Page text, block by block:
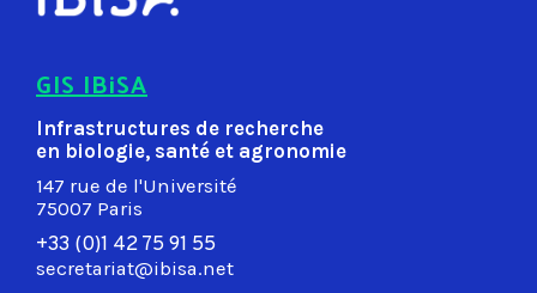
GIS IBiSA
Infrastructures de recherche
en biologie, santé et agronomie
147 rue de l'Université
75007 Paris
+33 (0)1 42 75 91 55
secretariat@ibisa.net